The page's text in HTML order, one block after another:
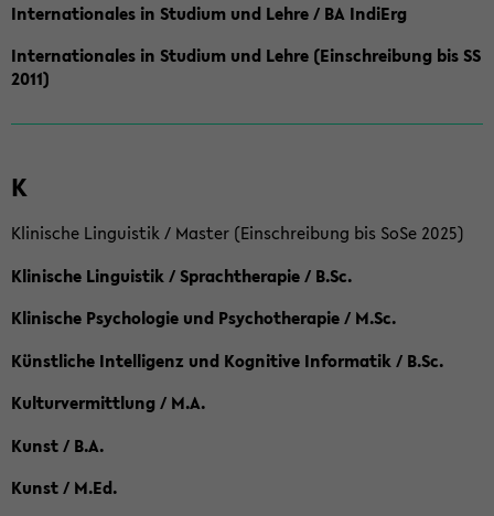
Internationales in Studium und Lehre / BA IndiErg
Internationales in Studium und Lehre (Einschreibung bis SS
2011)
K
Klinische Linguistik / Master (Einschreibung bis SoSe 2025)
Klinische Linguistik / Sprachtherapie / B.Sc.
Klinische Psychologie und Psychotherapie / M.Sc.
Künstliche Intelligenz und Kognitive Informatik / B.Sc.
Kulturvermittlung / M.A.
Kunst / B.A.
Kunst / M.Ed.